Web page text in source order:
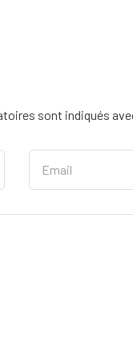
sont indiqués